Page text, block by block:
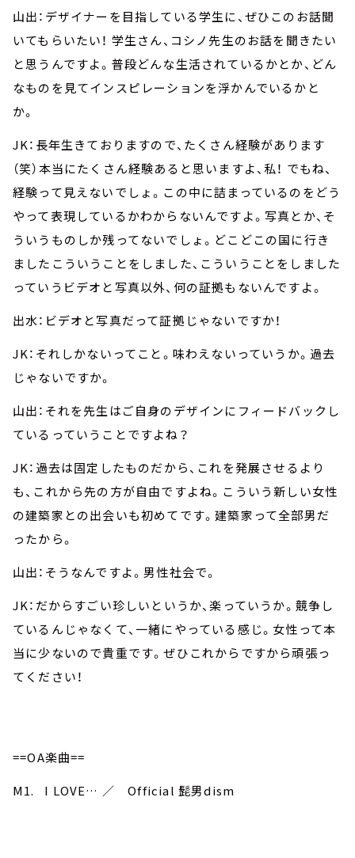
山出：デザイナーを目指している学生に、ぜひこのお話聞
いてもらいたい！ 学生さん、コシノ先生のお話を聞きたい
と思うんですよ。普段どんな生活されているかとか、どん
なものを見てインスピレーションを浮かんでいるかと
か。
JK：長年生きておりますので、たくさん経験があります
（笑）本当にたくさん経験あると思いますよ、私！ でもね、
経験って見えないでしょ。この中に詰まっているのをどう
やって表現しているかわからないんですよ。写真とか、そ
ういうものしか残ってないでしょ。どこどこの国に行き
ましたこういうことをしました、こういうことをしました
っていうビデオと写真以外、何の証拠もないんですよ。
出水：ビデオと写真だって証拠じゃないですか！
JK：それしかないってこと。味わえないっていうか。過去
じゃないですか。
山出：それを先生はご自身のデザインにフィードバックし
ているっていうことですよね？
JK：過去は固定したものだから、これを発展させるより
も、これから先の方が自由ですよね。こういう新しい女性
の建築家との出会いも初めてです。建築家って全部男だ
ったから。
山出：そうなんですよ。男性社会で。
JK：だからすごい珍しいというか、楽っていうか。競争し
ているんじゃなくて、一緒にやっている感じ。女性って本
当に少ないので貴重です。ぜひこれからですから頑張っ
てください！
==OA楽曲==
M1. I LOVE… ／ Official 髭男dism